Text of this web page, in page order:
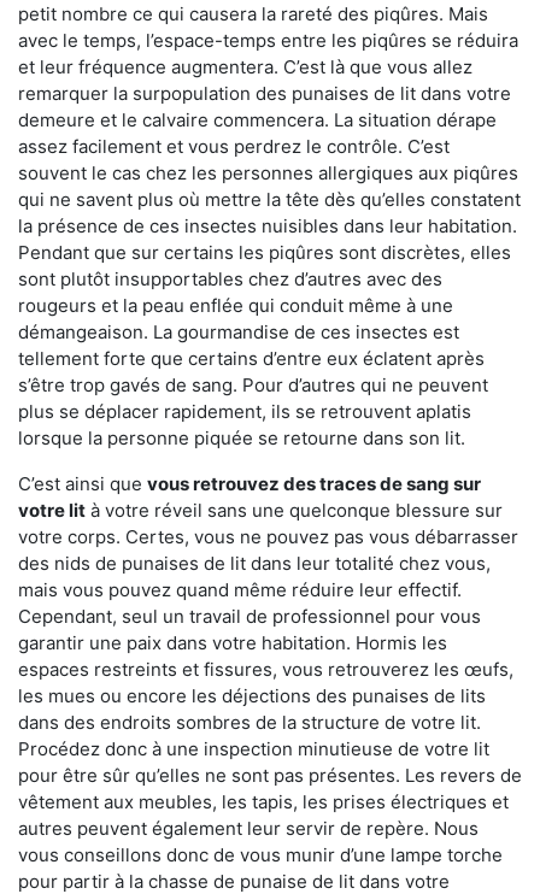
petit nombre ce qui causera la rareté des piqûres. Mais
avec le temps, l’espace-temps entre les piqûres se réduira
et leur fréquence augmentera. C’est là que vous allez
remarquer la surpopulation des punaises de lit dans votre
demeure et le calvaire commencera. La situation dérape
assez facilement et vous perdrez le contrôle. C’est
souvent le cas chez les personnes allergiques aux piqûres
qui ne savent plus où mettre la tête dès qu’elles constatent
la présence de ces insectes nuisibles dans leur habitation.
Pendant que sur certains les piqûres sont discrètes, elles
sont plutôt insupportables chez d’autres avec des
rougeurs et la peau enflée qui conduit même à une
démangeaison. La gourmandise de ces insectes est
tellement forte que certains d’entre eux éclatent après
s’être trop gavés de sang. Pour d’autres qui ne peuvent
plus se déplacer rapidement, ils se retrouvent aplatis
lorsque la personne piquée se retourne dans son lit.
C’est ainsi que vous retrouvez des traces de sang sur
votre lit à votre réveil sans une quelconque blessure sur
votre corps. Certes, vous ne pouvez pas vous débarrasser
des nids de punaises de lit dans leur totalité chez vous,
mais vous pouvez quand même réduire leur effectif.
Cependant, seul un travail de professionnel pour vous
garantir une paix dans votre habitation. Hormis les
espaces restreints et fissures, vous retrouverez les œufs,
les mues ou encore les déjections des punaises de lits
dans des endroits sombres de la structure de votre lit.
Procédez donc à une inspection minutieuse de votre lit
pour être sûr qu’elles ne sont pas présentes. Les revers de
vêtement aux meubles, les tapis, les prises électriques et
autres peuvent également leur servir de repère. Nous
vous conseillons donc de vous munir d’une lampe torche
pour partir à la chasse de punaise de lit dans votre